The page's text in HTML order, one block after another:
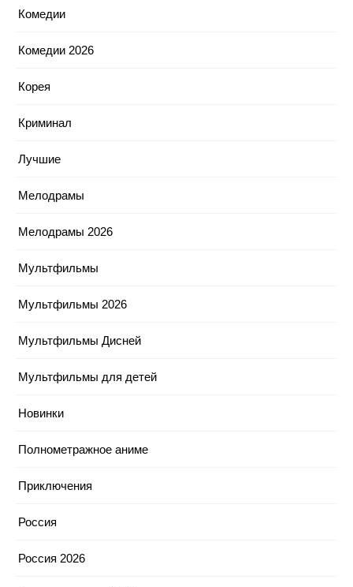
Комедии
Комедии 2026
Корея
Криминал
Лучшие
Мелодрамы
Мелодрамы 2026
Мультфильмы
Мультфильмы 2026
Мультфильмы Дисней
Мультфильмы для детей
Новинки
Полнометражное аниме
Приключения
Россия
Россия 2026